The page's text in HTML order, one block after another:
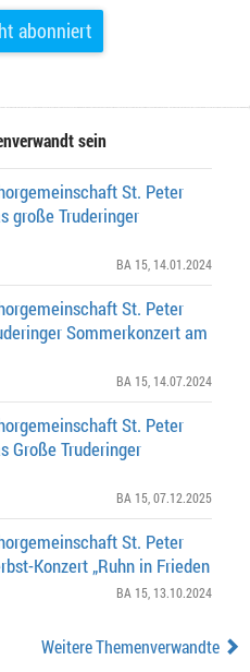
abonniert
sein
St. Peter
große Truderinger
BA 15 , 14.01.2024
St. Peter
Sommerkonzert am
BA 15 , 14.07.2024
St. Peter
Große Truderinger
BA 15 , 07.12.2025
St. Peter
Konzert „Ruhn in Frieden
BA 15 , 13.10.2024
Weitere Themenverwandte